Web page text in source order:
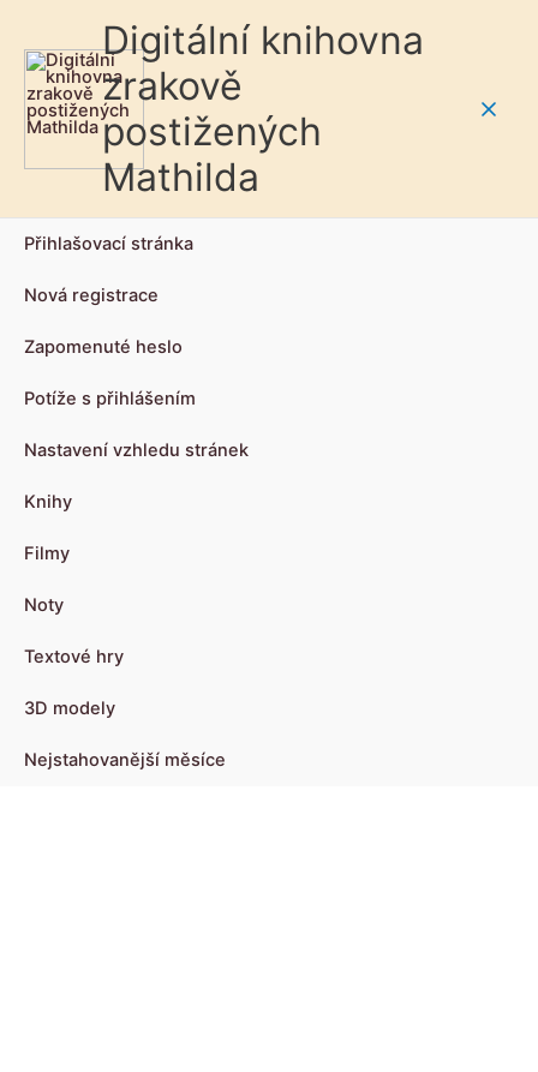
Digitální knihovna
zrakově
postižených
Mathilda
Přihlašovací stránka
Nová registrace
Zapomenuté heslo
Potíže s přihlášením
Nastavení vzhledu stránek
Knihy
Filmy
Noty
Textové hry
3D modely
Nejstahovanější měsíce